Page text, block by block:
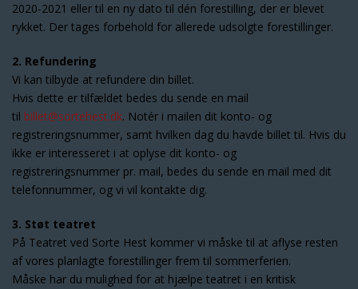
2020-2021 eller til en ny dato til dén forestilling, der er blevet
rykket. Der tages forbehold for allerede udsolgte forestillinger.
2. Refundering
Vi kan tilbyde at refundere din billet.
Hvis dette er tilfældet bedes du sende en mail
til billet@sortehest.dk. Notér i mailen dit konto- og
registreringsnummer, samt hvilken dag du havde billet til. Hvis du
ikke er interesseret i at oplyse dit konto- og
registreringsnummer pr. mail, bedes du sende en mail med dit
telefonnummer, og vi vil kontakte dig.
3. Støt teatret
På Teatret ved Sorte Hest kommer vi måske til at aflyse resten
af vores planlagte forestillinger frem til sommerferien.
Måske har du mulighed for at hjælpe teatret i en kritisk